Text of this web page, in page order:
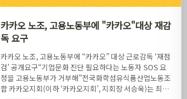
카카오 노조, 고용노동부에 "카카오"대상 재감
독 요구
카카오 노조, 고용노동부에 “카카오” 대상 근로감독 ‘재점
검’ 공개요구“기업문화 진단 필요하다는 노동자 SOS 요
청을 고용노동부가 거부해”전국화학섬유식품산업노동조
합 카카오지회(이하 ‘카카오지회’, 지회장 서승욱)는 최근